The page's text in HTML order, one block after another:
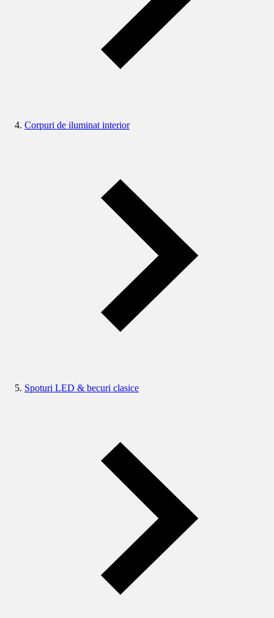
Corpuri de iluminat interior
Spoturi LED & becuri clasice